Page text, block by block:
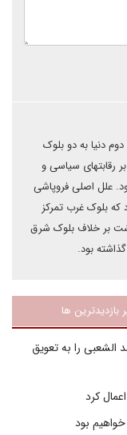
دنیا به دو بلوک
رقابتهای سیاسی و
علل اصلی فروپاشی
بلوک غرب تمرکز
بر خلاف بلوک شرق
بود.
بازدیدترین ها
را به تعویق
کرد
بود